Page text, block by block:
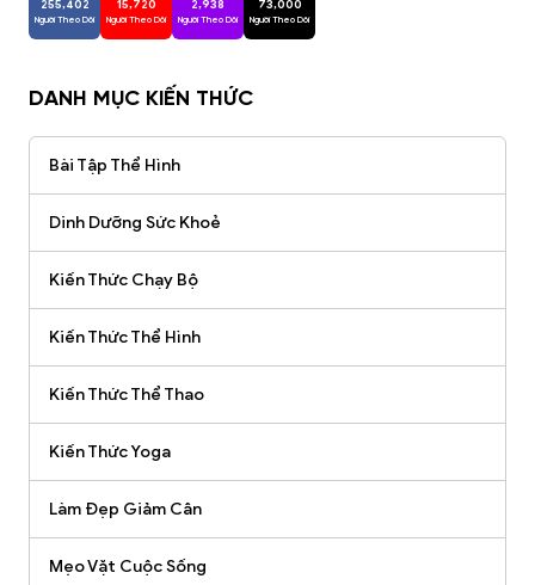
255,402
Người Theo Dõi
15,720
Người Theo Dõi
2,938
Người Theo Dõi
73,000
Người Theo Dõi
DANH MỤC KIẾN THỨC
Bài Tập Thể Hình
Dinh Dưỡng Sức Khoẻ
Kiến Thức Chạy Bộ
Kiến Thức Thể Hình
Kiến Thức Thể Thao
Kiến Thức Yoga
Làm Đẹp Giảm Cân
Mẹo Vặt Cuộc Sống